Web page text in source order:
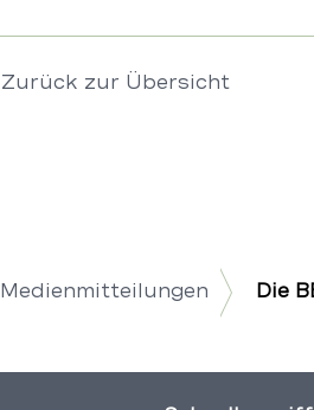
Zurück zur Übersicht
Medienmitteilungen Die